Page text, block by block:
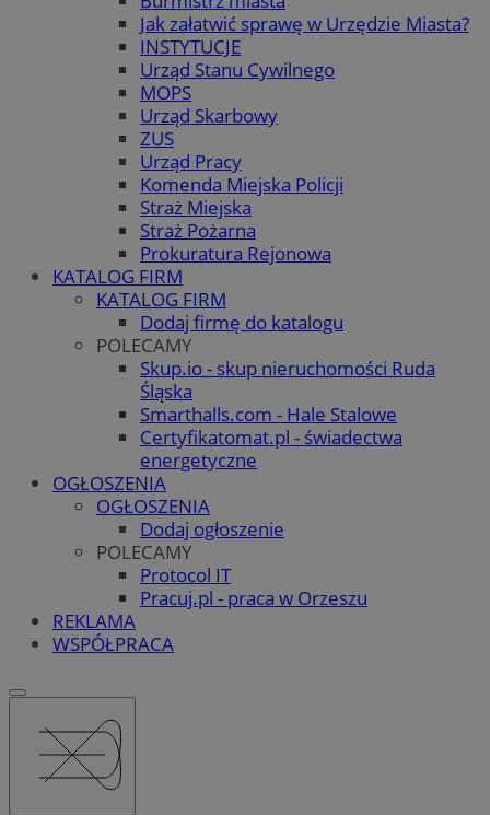
Jak załatwić sprawę w Urzędzie Miasta?
INSTYTUCJE
Urząd Stanu Cywilnego
MOPS
Urząd Skarbowy
ZUS
Urząd Pracy
Komenda Miejska Policji
Straż Miejska
Straż Pożarna
Prokuratura Rejonowa
KATALOG FIRM
KATALOG FIRM
Dodaj firmę do katalogu
POLECAMY
Skup.io - skup nieruchomości Ruda
Śląska
Smarthalls.com - Hale Stalowe
Certyfikatomat.pl - świadectwa
energetyczne
OGŁOSZENIA
OGŁOSZENIA
Dodaj ogłoszenie
POLECAMY
Protocol IT
Pracuj.pl - praca w Orzeszu
REKLAMA
WSPÓŁPRACA